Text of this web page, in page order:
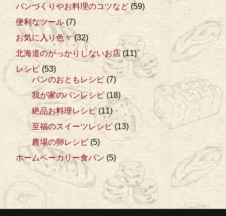
パンづくりやお料理のコツなど (59)
便利なツール (7)
お気に入り色々(32)
北海道のがっかりしないお店(11)
レシピ (53)
パンのおともレシピ (7)
我が家のパンレシピ (18)
絶品お料理レシピ(11)
至福のスイーツレシピ (13)
農場の卵レシピ (5)
ホームベーカリー食パン (5)